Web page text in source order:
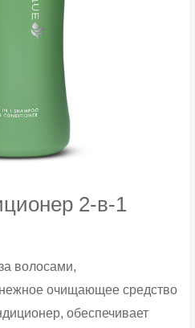
2-в-1
волосами,
очищающее средство
обеспечивает